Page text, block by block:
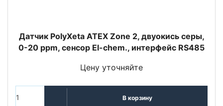
Датчик PolyXeta ATEX Zone 2, двуокись серы,
0-20 ppm, сенсор El-chem., интерфейс RS485
Цену уточняйте
В корзину